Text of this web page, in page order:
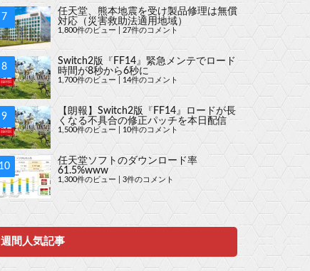
任天堂、熊本地震を受け製品修理は無償
対応（災害救助法適用地域）
1,800件のビュー 27件のコメント
Switch2版『FF14』緊急メンテでロード
時間が8秒から6秒に
1,700件のビュー 14件のコメント
【朗報】Switch2版『FF14』ロードが長
くなる不具合の修正パッチを本日配信
1,500件のビュー 10件のコメント
任天堂ソフトのダウンロード率
61.5%www
1,300件のビュー 3件のコメント
週間人気記事